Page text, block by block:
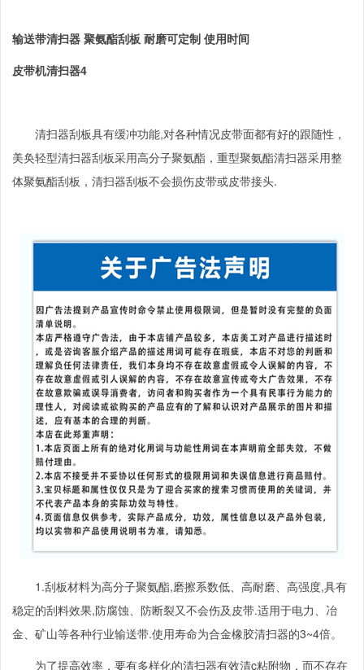
输送带清扫器 聚氨酯刮板 耐磨可定制 使用时间
皮带机清扫器4
清扫器刮板具有缓冲功能,对各种情况皮带面都有好的跟随性，
美奂轻型清扫器刮板采用高分子聚氨酯，重型聚氨酯清扫器采用整
体聚氨酯刮板，清扫器刮板不会损伤皮带或皮带接头.
1.刮板材料为高分子聚氨酯,磨擦系数低、高耐磨、高强度,具有
稳定的刮料效果,防腐蚀、防断裂又不会伤及皮带.适用于电力、冶
金、矿山等各种行业输送带.使用寿命为合金橡胶清扫器的3~4倍。
为了提高效率，要有多样化的清扫器有效清c粘附物，而不存在